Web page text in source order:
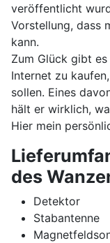
veröffentlicht
Vorstellung, dass
kann.
Zum Glück gibt
Internet zu
sollen. Eines
hält er wirklich,
Hier mein
des
Detektor
Stabantenne